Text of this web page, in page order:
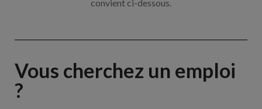
convient ci-dessous.
Vous cherchez un emploi
?